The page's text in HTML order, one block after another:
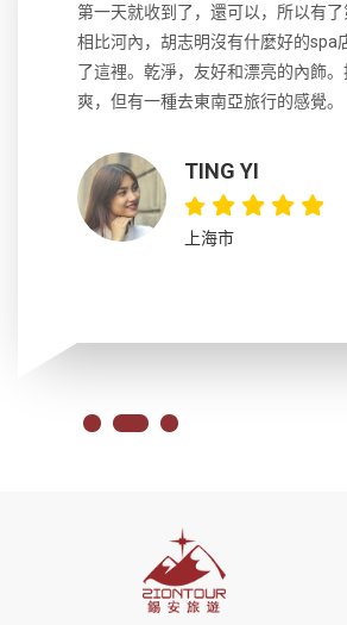
第一天就收到了，還可以，所以有了
相比河內，胡志明沒有什麼好的spa
了這裡。乾淨，友好和漂亮的內飾
爽，但有一種去東南亞旅行的感覺。
TING YI
上海市